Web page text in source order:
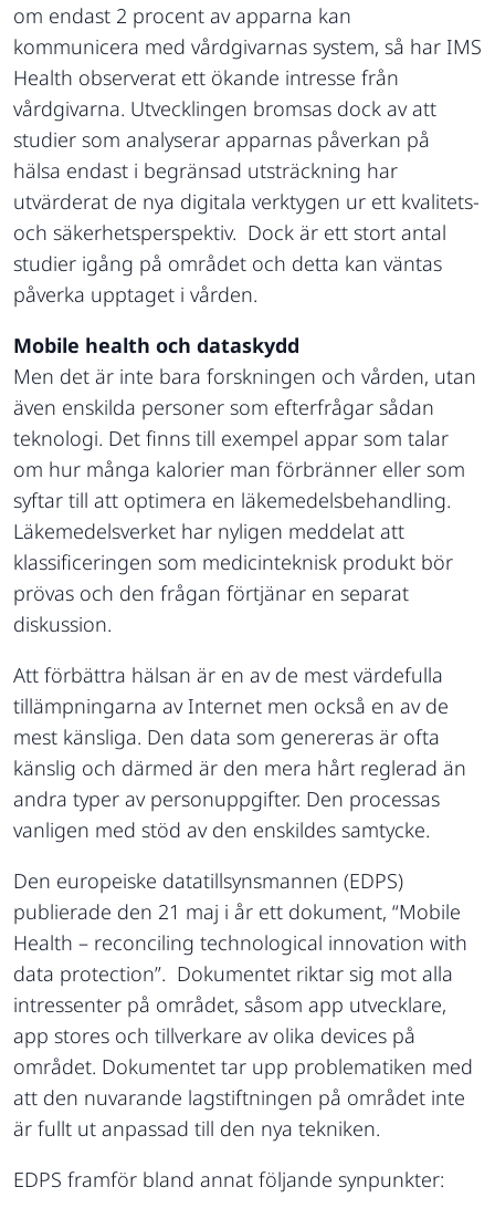
om endast 2 procent av apparna kan
kommunicera med vårdgivarnas system, så har IMS
Health observerat ett ökande intresse från
vårdgivarna. Utvecklingen bromsas dock av att
studier som analyserar apparnas påverkan på
hälsa endast i begränsad utsträckning har
utvärderat de nya digitala verktygen ur ett kvalitets-
och säkerhetsperspektiv. Dock är ett stort antal
studier igång på området och detta kan väntas
påverka upptaget i vården.
Mobile health och dataskydd
Men det är inte bara forskningen och vården, utan
även enskilda personer som efterfrågar sådan
teknologi. Det finns till exempel appar som talar
om hur många kalorier man förbränner eller som
syftar till att optimera en läkemedelsbehandling.
Läkemedelsverket har nyligen meddelat att
klassificeringen som medicinteknisk produkt bör
prövas och den frågan förtjänar en separat
diskussion.
Att förbättra hälsan är en av de mest värdefulla
tillämpningarna av Internet men också en av de
mest känsliga. Den data som genereras är ofta
känslig och därmed är den mera hårt reglerad än
andra typer av personuppgifter. Den processas
vanligen med stöd av den enskildes samtycke.
Den europeiske datatillsynsmannen (EDPS)
publierade den 21 maj i år ett dokument, “Mobile
Health – reconciling technological innovation with
data protection”. Dokumentet riktar sig mot alla
intressenter på området, såsom app utvecklare,
app stores och tillverkare av olika devices på
området. Dokumentet tar upp problematiken med
att den nuvarande lagstiftningen på området inte
är fullt ut anpassad till den nya tekniken.
EDPS framför bland annat följande synpunkter: